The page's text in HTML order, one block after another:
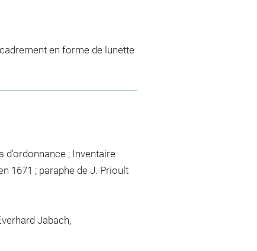
en forme de lunette
d'ordonnance ; Inventaire
1671 ; paraphe de J. Prioult
Jabach,